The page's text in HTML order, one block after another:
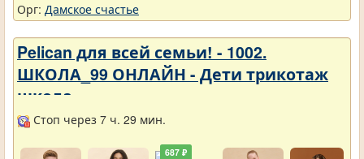
Орг: Дамское счастье
Pelican для всей семьи! - 1002.
ШКОЛА_99 ОНЛАЙН - Дети трикотаж
школа
Стоп через 7 ч. 29 мин.
687 ₽